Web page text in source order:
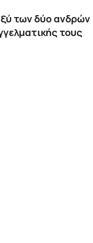
των δύο ανδρών
τους